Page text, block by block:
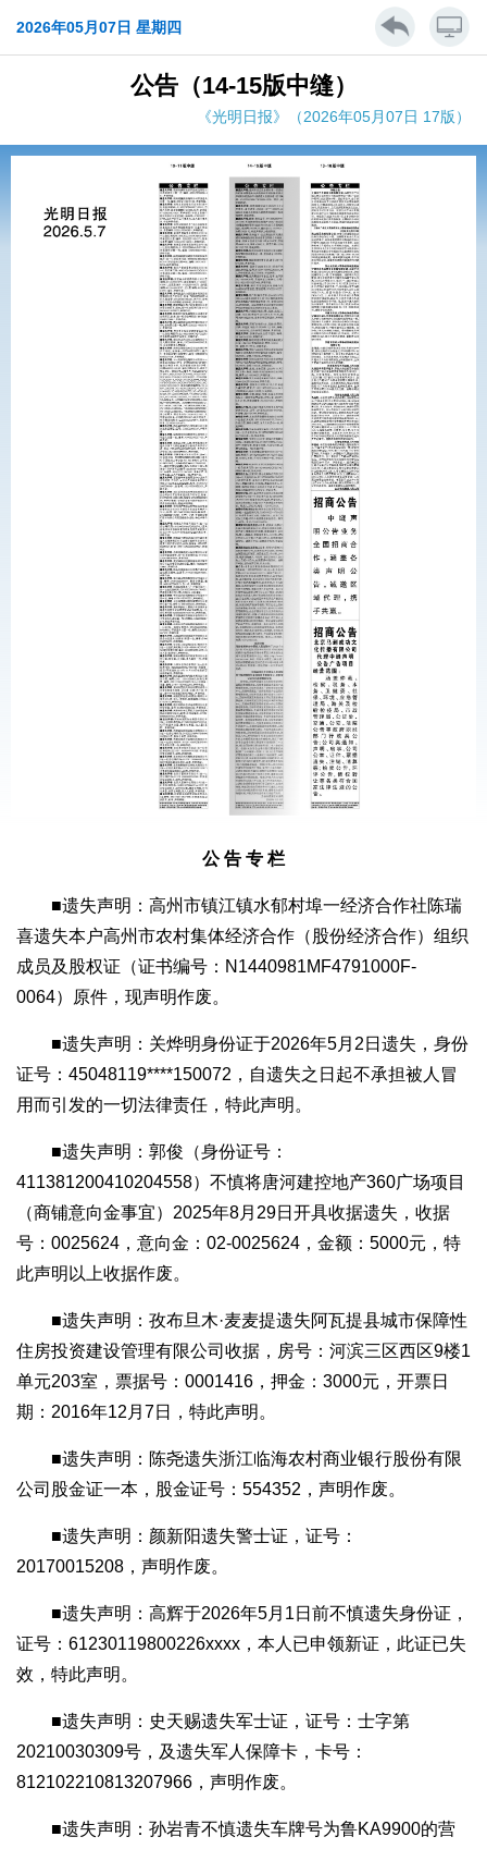
2026年05月07日 星期四
公告（14-15版中缝）
《光明日报》（2026年05月07日 17版）
公 告 专 栏
■遗失声明：高州市镇江镇水郁村埠一经济合作社陈瑞
喜遗失本户高州市农村集体经济合作（股份经济合作）组织
成员及股权证（证书编号：N1440981MF4791000F-
0064）原件，现声明作废。
■遗失声明：关烨明身份证于2026年5月2日遗失，身份
证号：45048119****150072，自遗失之日起不承担被人冒
用而引发的一切法律责任，特此声明。
■遗失声明：郭俊（身份证号：
411381200410204558）不慎将唐河建控地产360广场项目
（商铺意向金事宜）2025年8月29日开具收据遗失，收据
号：0025624，意向金：02-0025624，金额：5000元，特
此声明以上收据作废。
■遗失声明：孜布旦木·麦麦提遗失阿瓦提县城市保障性
住房投资建设管理有限公司收据，房号：河滨三区西区9楼1
单元203室，票据号：0001416，押金：3000元，开票日
期：2016年12月7日，特此声明。
■遗失声明：陈尧遗失浙江临海农村商业银行股份有限
公司股金证一本，股金证号：554352，声明作废。
■遗失声明：颜新阳遗失警士证，证号：
20170015208，声明作废。
■遗失声明：高辉于2026年5月1日前不慎遗失身份证，
证号：61230119800226xxxx，本人已申领新证，此证已失
效，特此声明。
■遗失声明：史天赐遗失军士证，证号：士字第
20210030309号，及遗失军人保障卡，卡号：
812102210813207966，声明作废。
■遗失声明：孙岩青不慎遗失车牌号为鲁KA9900的营